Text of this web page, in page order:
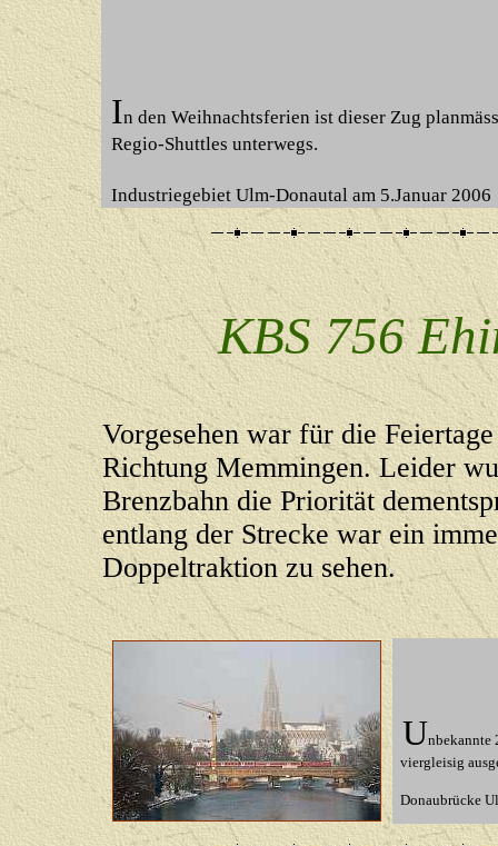
In den Weihnachtsferien ist dieser Zug
Regio-Shuttles unterwegs.
Industriegebiet Ulm-Donautal am 5.Januar 2006
KBS 756
Vorgesehen war für die
Richtung Memmingen. Leider
Brenzbahn die Priorität
entlang der Strecke war ein
Doppeltraktion zu sehen.
Unbekannte
viergleisig
Donaubrücke